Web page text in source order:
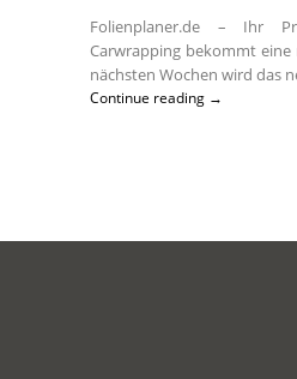
Folienplaner.de – Ihr
Carwrapping bekommt
nächsten Wochen wird das
Continue reading →